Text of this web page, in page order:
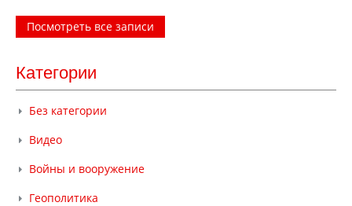
Посмотреть все записи
Категории
Без категории
Видео
Войны и вооружение
Геополитика